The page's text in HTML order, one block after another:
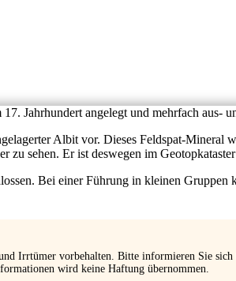
Jahrhundert angelegt und mehrfach aus-
Albit vor. Dieses Feldspat-
zu sehen. Er ist deswegen im
Bei einer Führung in kleinen Gruppen
Irrtümer vorbehalten. Bitte informieren Sie
wird keine Haftung übernommen.